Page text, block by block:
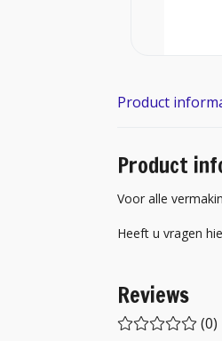
Product
Product
Voor alle
Heeft u vragen
Reviews
(0)